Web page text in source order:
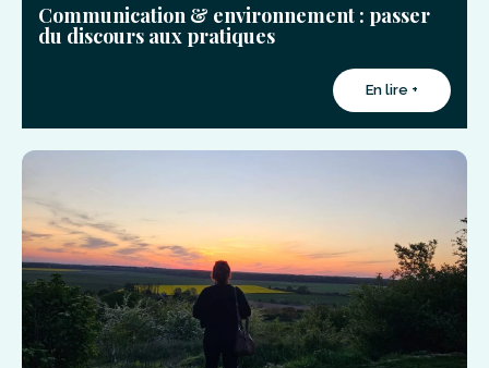
Communication & environnement : passer
du discours aux pratiques
En lire +